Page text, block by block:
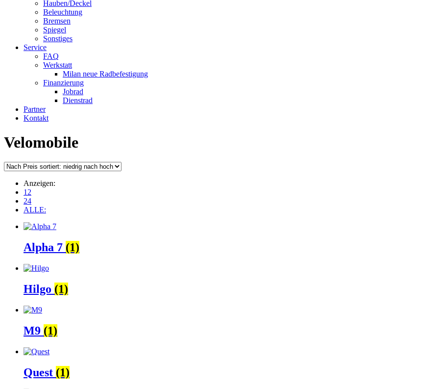
Hauben/Deckel
Beleuchtung
Bremsen
Spiegel
Sonstiges
Service
FAQ
Werkstatt
Milan neue Radbefestigung
Finanzierung
Jobrad
Dienstrad
Partner
Kontakt
Velomobile
Anzeigen:
12
24
ALLE:
Alpha 7 (1)
Hilgo (1)
M9 (1)
Quest (1)